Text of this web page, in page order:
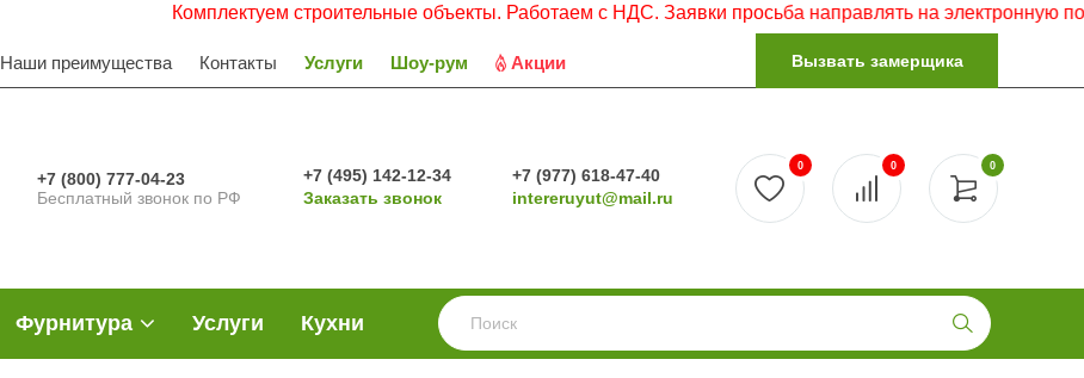
Комплектуем строительные объекты. Работаем с НДС. Заявки просьба направлять на электронную почту.
Наши преимущества Контакты Услуги Шоу-рум Акции Вызвать замерщика
+7 (800) 777-04-23
Бесплатный звонок по РФ
+7 (495) 142-12-34
Заказать звонок
+7 (977) 618-47-40
intereruyut@mail.ru
0
0 0
Фурнитура Услуги Кухни